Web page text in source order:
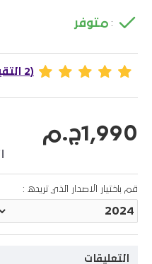
: متوفر
(2 التقييمات)
1,990ج.م
قم باختيار الاصدار الذي تريده :
التعليقات